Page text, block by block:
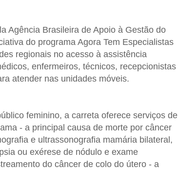
Agência Brasileira de Apoio à Gestão do
do programa Agora Tem Especialistas
regionais no acesso à assistência
enfermeiros, técnicos, recepcionistas
atender nas unidades móveis.
feminino, a carreta oferece serviços de
- a principal causa de morte por câncer
e ultrassonografia mamária bilateral,
ou exérese de nódulo e exame
do câncer de colo do útero - a